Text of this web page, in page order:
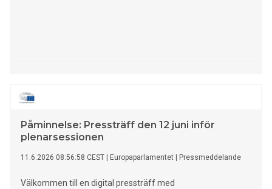
Påminnelse: Pressträff den 12 juni inför
plenarsessionen
11.6.2026 08:56:58 CEST Europaparlamentet Pressmeddelande
Välkommen till en digital pressträff med